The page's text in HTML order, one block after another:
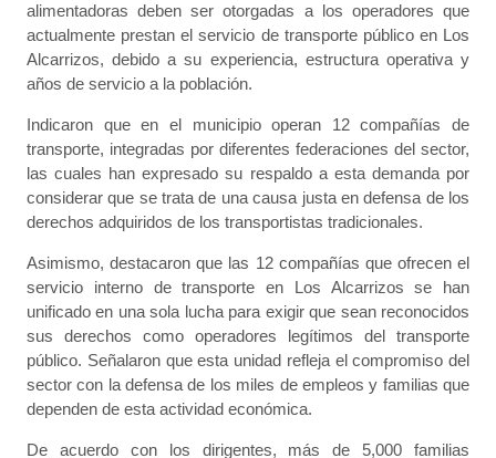
alimentadoras deben ser otorgadas a los operadores que
actualmente prestan el servicio de transporte público en Los
Alcarrizos, debido a su experiencia, estructura operativa y
años de servicio a la población.
Indicaron que en el municipio operan 12 compañías de
transporte, integradas por diferentes federaciones del sector,
las cuales han expresado su respaldo a esta demanda por
considerar que se trata de una causa justa en defensa de los
derechos adquiridos de los transportistas tradicionales.
Asimismo, destacaron que las 12 compañías que ofrecen el
servicio interno de transporte en Los Alcarrizos se han
unificado en una sola lucha para exigir que sean reconocidos
sus derechos como operadores legítimos del transporte
público. Señalaron que esta unidad refleja el compromiso del
sector con la defensa de los miles de empleos y familias que
dependen de esta actividad económica.
De acuerdo con los dirigentes, más de 5,000 familias